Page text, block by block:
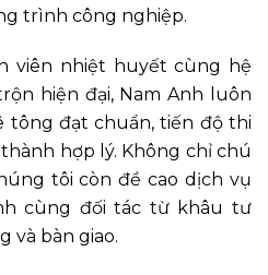
trình công nghiệp.
viên nhiệt huyết cùng hệ
hiện đại, Nam Anh luôn
tông đạt chuẩn, tiến độ thi
hợp lý. Không chỉ chú
tôi còn đề cao dịch vụ
cùng đối tác từ khâu tư
và bàn giao.